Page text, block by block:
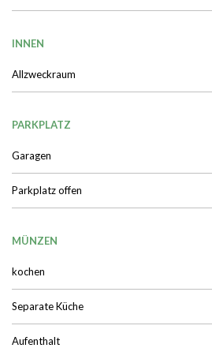
INNEN
Allzweckraum
PARKPLATZ
Garagen
Parkplatz offen
MÜNZEN
kochen
Separate Küche
Aufenthalt